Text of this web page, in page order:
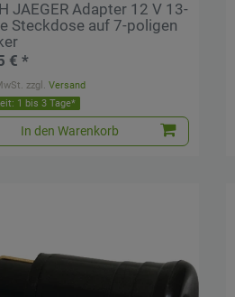
JAEGER Adapter 12 V 13-
Steckdose auf 7-poligen
€ *
1 bis 3 Tage*
In den Warenkorb
zzgl.Versand